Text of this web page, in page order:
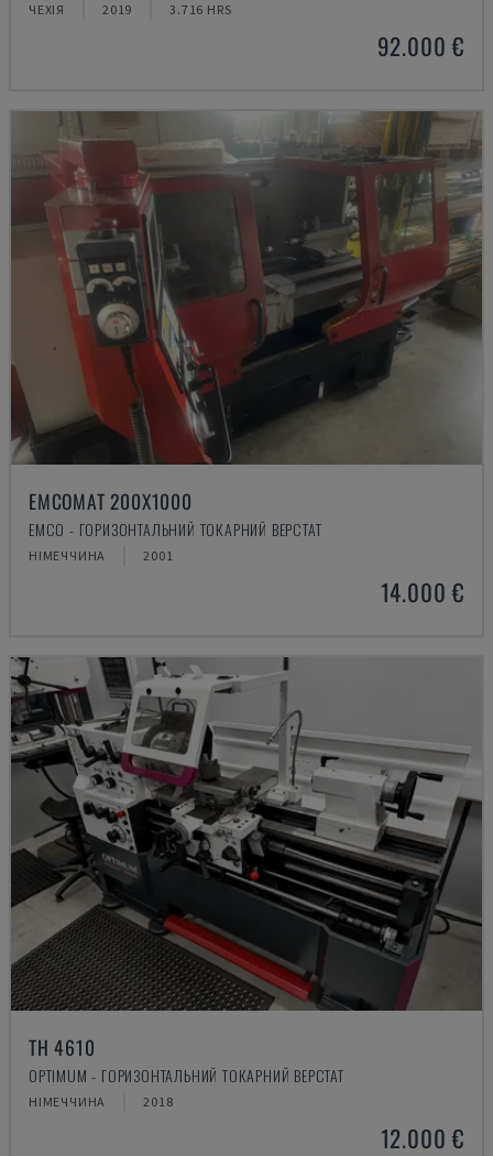
ЧЕХІЯ 2019 3.716 HRS
92.000 €
EMCOMAT 200X1000
EMCO - ГОРИЗОНТАЛЬНИЙ ТОКАРНИЙ ВЕРСТАТ
НІМЕЧЧИНА 2001
14.000 €
TH 4610
OPTIMUM - ГОРИЗОНТАЛЬНИЙ ТОКАРНИЙ ВЕРСТАТ
НІМЕЧЧИНА 2018
12.000 €